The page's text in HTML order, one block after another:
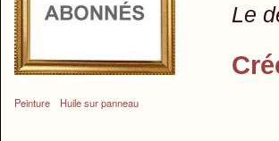
Peinture Huile sur panneau
Le